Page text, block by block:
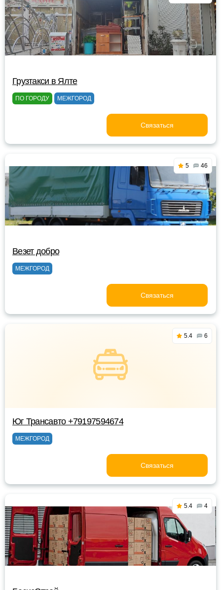
Грузтакси в Ялте
ПО ГОРОДУ МЕЖГОРОД
Связаться
5 46
Везет добро
МЕЖГОРОД
Связаться
5.4 6
Юг Трансавто +79197594674
МЕЖГОРОД
Связаться
5.4 4